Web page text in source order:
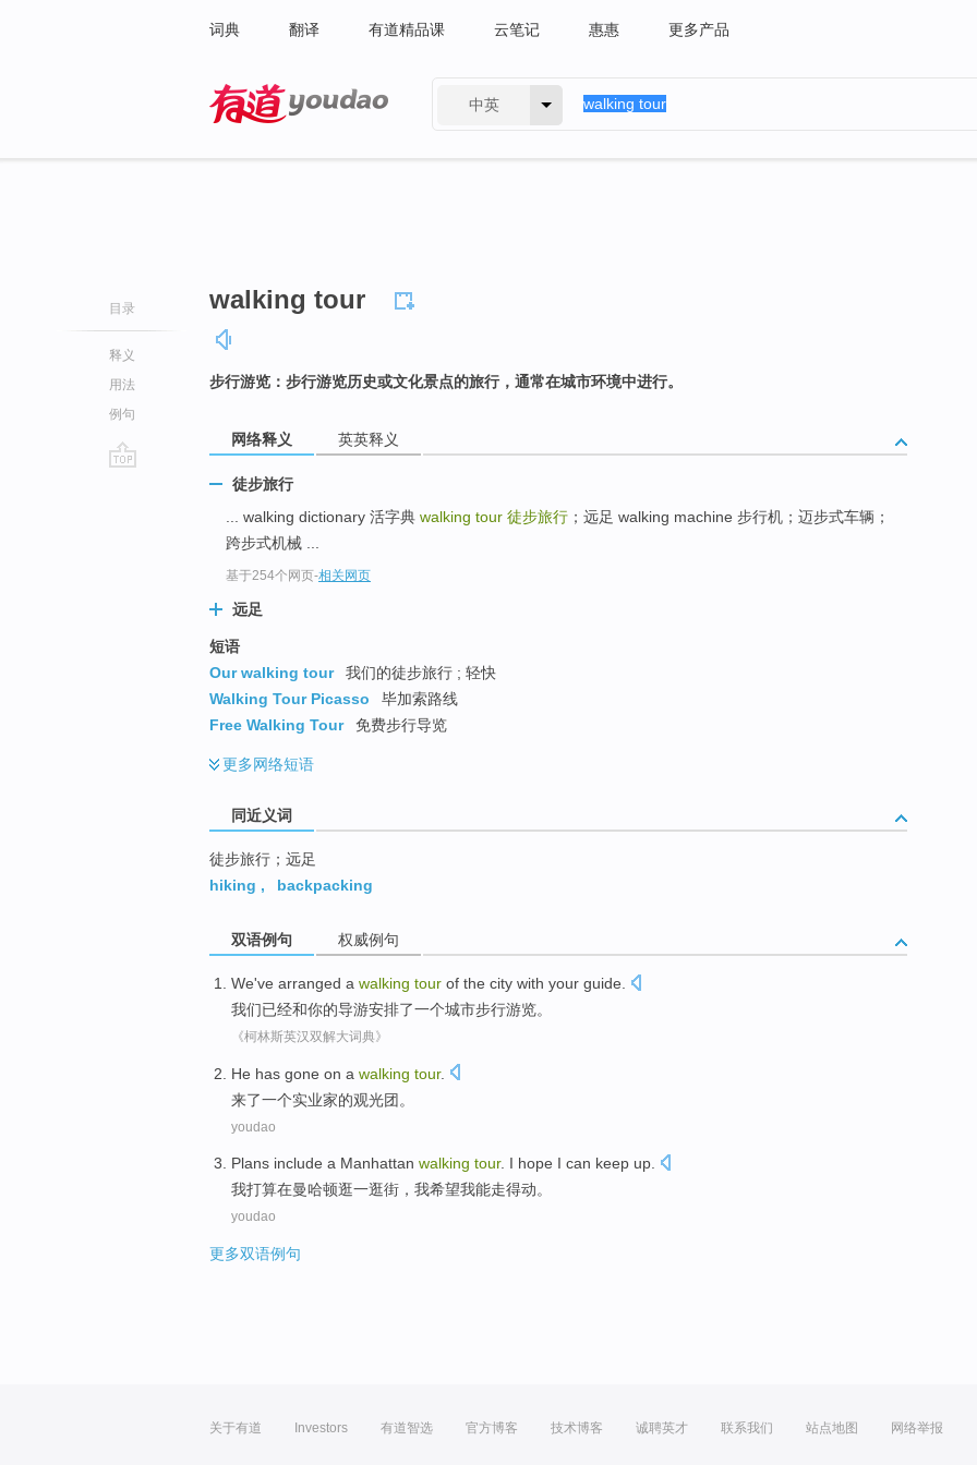
词典 翻译 有道精品课 云笔记 惠惠 更多产品
中英
目录
释义
用法
例句
walking tour
步行游览：步行游览历史或文化景点的旅行，通常在城市环境中进行。
网络释义 英英释义
徒步旅行
... walking dictionary 活字典 walking tour 徒步旅行 ；远足 walking machine 步行机；迈步式车辆；
跨步式机械 ...
基于254个网页-相关网页
远足
短语
Our walking tour
我们的徒步旅行 ; 轻快
Walking Tour Picasso
毕加索路线
Free Walking Tour
免费步行导览
更多网络短语
同近义词
徒步旅行；远足
hiking , backpacking
双语例句 权威例句
We've arranged a walking tour of the city with your guide
我们已经和你的导游安排了一个城市步行游览。
《柯林斯英汉双解大词典》
He has gone on a walking tour.
来了一个实业家的观光团。
youdao
Plans include a Manhattan walking tour. I hope I can keep up.
我打算在曼哈顿逛一逛街， 我希望我能走得动。
youdao
更多双语例句
关于有道 Investors 有道智选 官方博客 技术博客 诚聘英才 联系我们 站点地图 网络举报